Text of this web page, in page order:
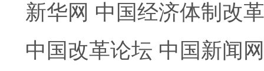
新华网 中国经济体制改
中国改革论坛 中国新闻网